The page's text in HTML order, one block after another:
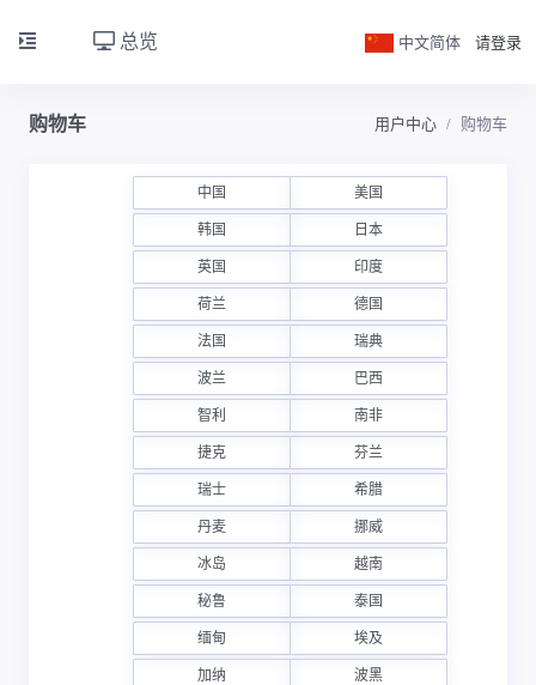
总览 中文简体 请登录
购物车 用户中心 购物车
中国 美国
韩国 日本
英国 印度
荷兰 德国
法国 瑞典
波兰 巴西
智利 南非
捷克 芬兰
瑞士 希腊
丹麦 挪威
冰岛 越南
秘鲁 泰国
缅甸 埃及
加纳 波黑